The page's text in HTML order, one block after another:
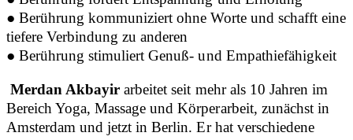
●Berührung kommuniziert ohne Worte und schafft eine
tiefere Verbindung zu anderen
●Berührung stimuliert Genuß- und Empathiefähigkeit
Merdan Akbayirarbeitet seit mehr als 10 Jahren im
Bereich Yoga, Massage und Körperarbeit, zunächst in
Amsterdam und jetzt in Berlin. Er hat verschiedene